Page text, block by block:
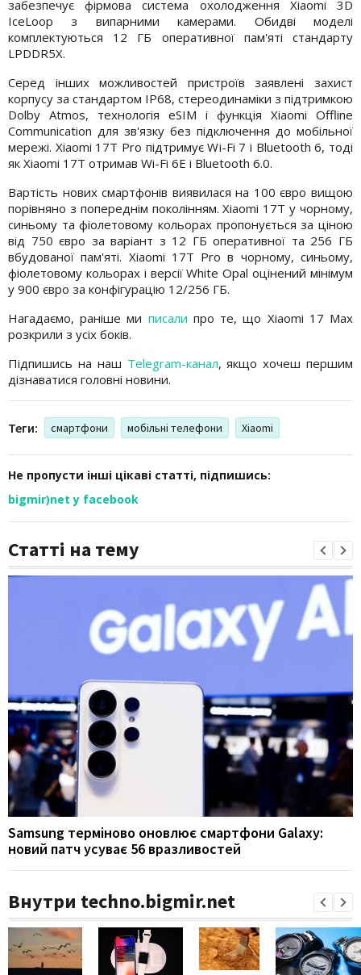
забезпечує фірмова система охолодження Xiaomi 3D
IceLoop з випарними камерами. Обидві моделі
комплектуються 12 ГБ оперативної пам'яті стандарту
LPDDR5X.
Серед інших можливостей пристроїв заявлені захист
корпусу за стандартом IP68, стереодинаміки з підтримкою
Dolby Atmos, технологія eSIM і функція Xiaomi Offline
Communication для зв'язку без підключення до мобільної
мережі. Xiaomi 17T Pro підтримує Wi-Fi 7 і Bluetooth 6, тоді
як Xiaomi 17T отримав Wi-Fi 6E і Bluetooth 6.0.
Вартість нових смартфонів виявилася на 100 євро вищою
порівняно з попереднім поколінням. Xiaomi 17T у чорному,
синьому та фіолетовому кольорах пропонується за ціною
від 750 євро за варіант з 12 ГБ оперативної та 256 ГБ
вбудованої пам'яті. Xiaomi 17T Pro в чорному, синьому,
фіолетовому кольорах і версії White Opal оцінений мінімум
у 900 євро за конфігурацію 12/256 ГБ.
Нагадаємо, раніше ми писали про те, що Xiaomi 17 Max
розкрили з усіх боків.
Підпишись на наш Telegram-канал, якщо хочеш першим
дізнаватися головні новини.
Теги: смартфони мобільні телефони Xiaomi
Не пропусти інші цікаві статті, підпишись:
bigmir)net у facebook
Статті на тему
Samsung терміново оновлює смартфони Galaxy:
новий патч усуває 56 вразливостей
Внутри techno.bigmir.net